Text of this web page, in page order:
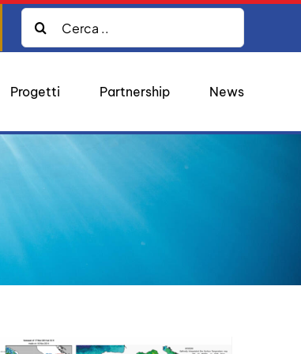
Progetti Partnership News